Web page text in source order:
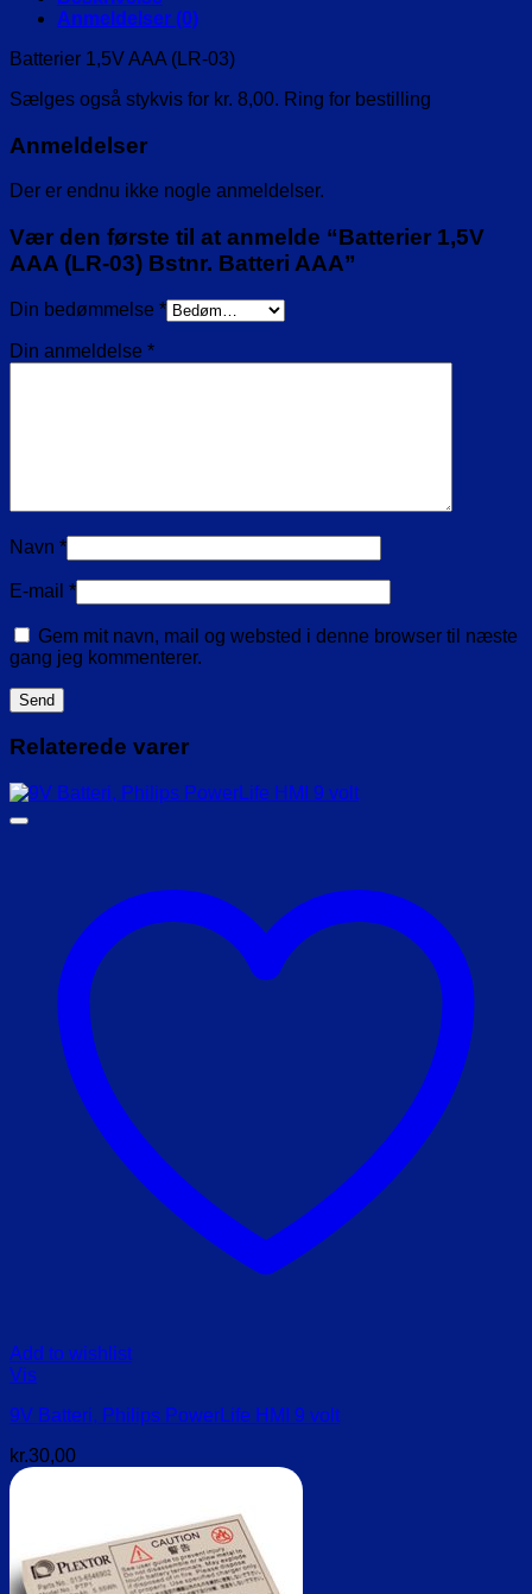
antalAnmeldelser (0)
Batterier 1,5V AAA (LR-03)
Sælges også stykvis for kr. 8,00. Ring for bestilling
Anmeldelser
Der er endnu ikke nogle anmeldelser.
Vær den første til at anmelde “Batterier 1,5V
AAA (LR-03) Bstnr. Batteri AAA”
Din bedømmelse *
Din anmeldelse *
Navn *
E-mail *
Gem mit navn, mail og websted i denne browser til næste
gang jeg kommenterer.
Relaterede varer
Add to wishlist
Vis
9V Batteri, Philips PowerLife HMI 9 volt
kr.30,00